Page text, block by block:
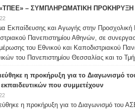
2023-24 Ο
Λ.Σ.-ΕΛ.ΑΚΤ.
Λιμενικού
κατά το
σύστημα
– ΣΥΜΠΛΗΡΩΜΑΤΙΚΗ ΠΡΟΚΗΡΥΞΗ
Εκπαίδευσης και Αγωγής στην Προσχολική
Πανεπιστημίου Αθηνών, σε
του Εθνικού και Καποδιστριακού
του Πανεπιστημίου Θεσσαλίας και το
η προκήρυξη για το Διαγωνισμό
που συμμετέχουν
η προκήρυξη για το Διαγωνισμό του